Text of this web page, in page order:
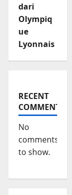
dari
Olympiq
ue
Lyonnais
RECENT
COMMENTS
No
comments
to show.